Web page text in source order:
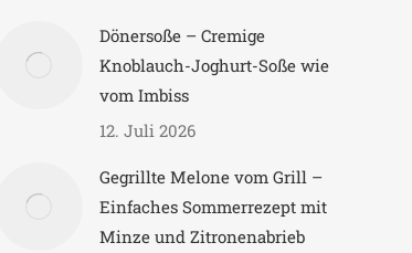
Dönersoße – Cremige
Knoblauch-Joghurt-Soße wie
vom Imbiss
12. Juli 2026
Gegrillte Melone vom Grill –
Einfaches Sommerrezept mit
Minze und Zitronenabrieb